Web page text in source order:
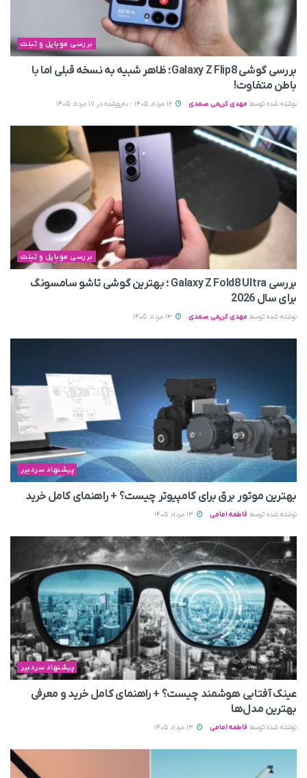
بررسی موبایل و تبلت
بررسی گوشی Galaxy Z Flip8؛ ظاهر شبیه به نسخه قبلی اما با
باطن متفاوت!
نوشته شده توسط مهدی کریمی صمدی
بررسی موبایل و تبلت
بررسی Galaxy Z Fold8 Ultra ؛ بهترین گوشی تاشو سامسونگ
برای سال 2026
نوشته شده توسط مهدی کریمی صمدی
پیشنهاد سردبیر
بهترین موتور برق برای کامپیوتر چیست؟ + راهنمای کامل خرید
نوشته شده توسط فاطمه امامی
پیشنهاد سردبیر
عینک آفتابی هوشمند چیست؟ + راهنمای کامل خرید و معرفی
بهترین مدل‌ها
نوشته شده توسط فاطمه امامی